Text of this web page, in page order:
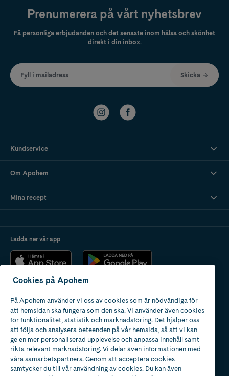
Prenumerera på vårt nyhetsbrev
Få personliga erbjudanden och det senaste inom hälsa och skönhet
direkt i din inbox.
Fyll i mailadress Skicka
Kundservice
Om Apohem
Mina recept
Ladda ner vår app
Apotek med tillstånd
av Läkemedelsverket
Cookies på Apohem
På Apohem använder vi oss av cookies som är nödvändiga för
att hemsidan ska fungera som den ska. Vi använder även cookies
för funktionalitet, statistik och marknadsföring. Det hjälper oss
att följa och analysera beteenden på vår hemsida, så att vi kan
ge en mer personaliserad upplevelse och anpassa innehåll samt
rikta relevant marknadsföring. Vi delar även informationen med
våra samarbetspartners. Genom att acceptera cookies
samtycker du till vår användning av cookies. Du kan även